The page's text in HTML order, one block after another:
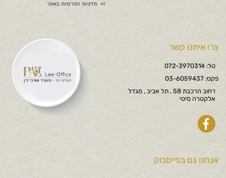
מדיניות הפרטיות באתר
צרו איתנו קשר
טל: 072-3970314
פקס: 03-6059437
רחוב הרכבת 58 , תל אביב , מגדל
אלקטרה סיטי
אנחנו גם בפייסבוק